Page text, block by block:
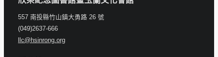
557 南投縣竹山鎮大勇路 26 號
(049)2637-666
llc@hsinrong.org